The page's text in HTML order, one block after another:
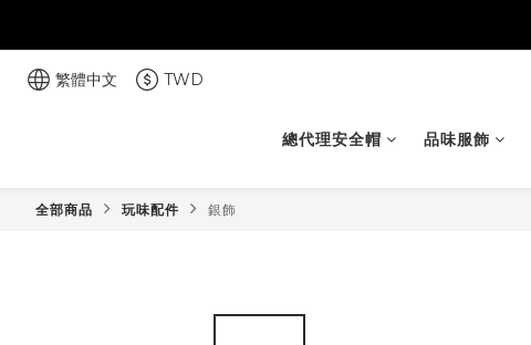
繁體中文 TWD
總代理安全帽 品味服飾
全部商品 玩味配件 銀飾